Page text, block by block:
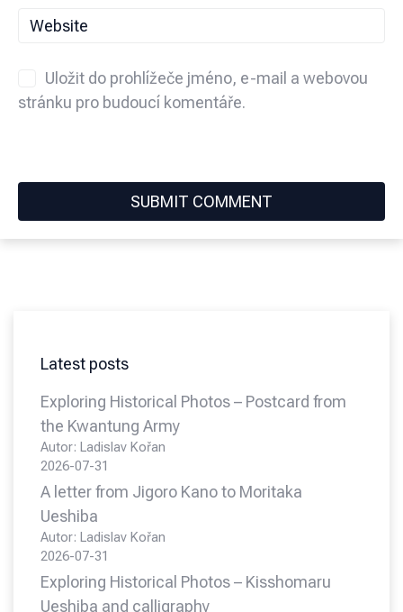
Uložit do prohlížeče jméno, e-mail a webovou
stránku pro budoucí komentáře.
Latest posts
Exploring Historical Photos – Postcard from
the Kwantung Army
Autor: Ladislav Kořan
2026-07-31
A letter from Jigoro Kano to Moritaka
Ueshiba
Autor: Ladislav Kořan
2026-07-31
Exploring Historical Photos – Kisshomaru
Ueshiba and calligraphy